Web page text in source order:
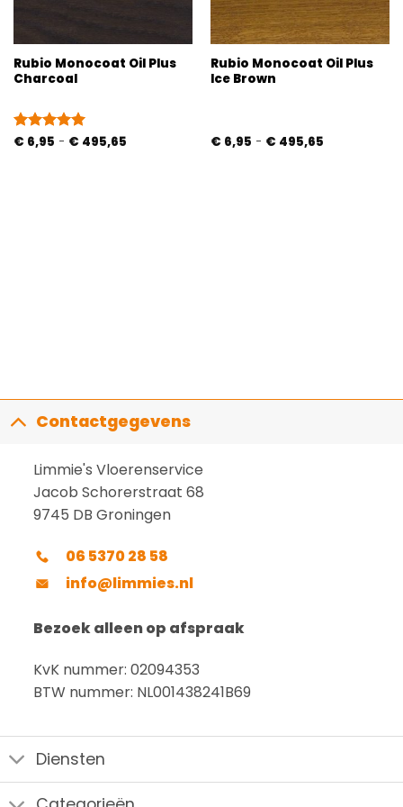
Rubio Monocoat Oil Plus
Charcoal
Gewaardeerd
€ 6,95 - € 495,65Prijsklasse:
Rubio Monocoat Oil Plus
Ice Brown
€ 6,95 - € 495,65Prijsklasse:
Contactgegevens
Limmie's Vloerenservice
Jacob Schorerstraat 68
9745 DB Groningen
06 5370 28 58
info@limmies.nl
Bezoek alleen op afspraak
KvK nummer: 02094353
BTW nummer: NL001438241B69
Diensten